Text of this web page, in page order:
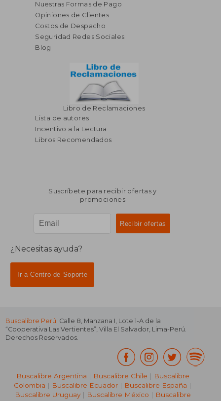
Nuestras Formas de Pago
Opiniones de Clientes
Costos de Despacho
Seguridad Redes Sociales
Blog
Libro de Reclamaciones
Lista de autores
Incentivo a la Lectura
Libros Recomendados
Suscríbete para recibir ofertas y
promociones
¿Necesitas ayuda?
Ir a Centro de Soporte
Buscalibre Perú . Calle 8, Manzana I, Lote 1-A de la
“Cooperativa Las Vertientes”, Villa El Salvador, Lima-Perú.
Derechos Reservados.
Buscalibre Argentina | Buscalibre Chile | Buscalibre
Colombia | Buscalibre Ecuador | Buscalibre España |
Buscalibre Uruguay| Buscalibre México | Buscalibre